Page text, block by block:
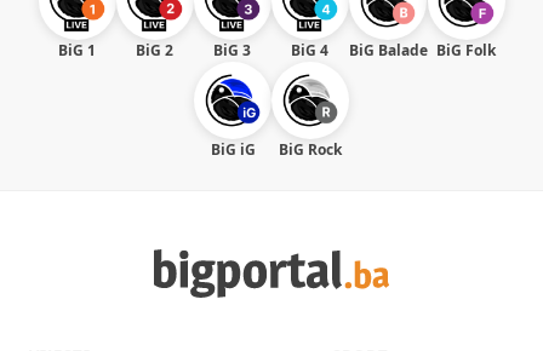
BiG 1 BiG 2 BiG 3 BiG 4 BiG Balade BiG Folk
BiG iG BiG Rock